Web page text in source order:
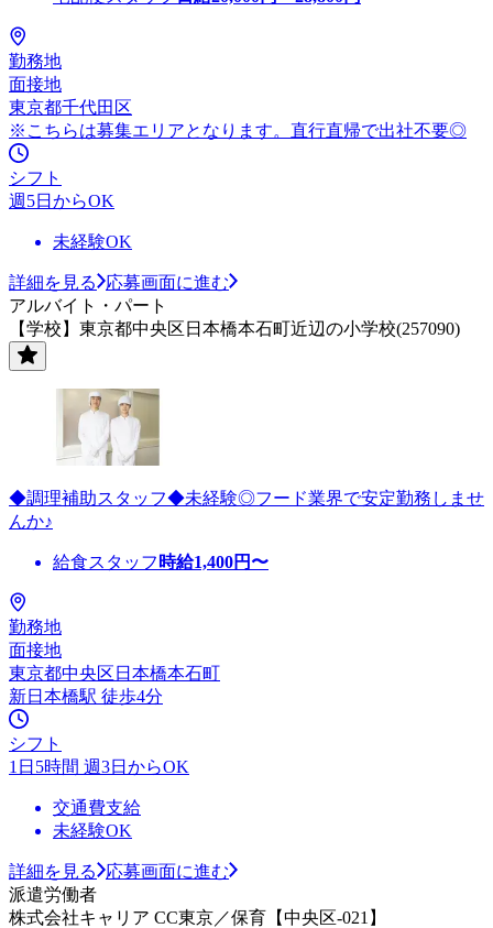
勤務地
面接地
東京都千代田区
※こちらは募集エリアとなります。直行直帰で出社不要◎
シフト
週5日からOK
未経験OK
詳細を見る
応募画面に進む
アルバイト・パート
【学校】東京都中央区日本橋本石町近辺の小学校(257090)
◆調理補助スタッフ◆未経験◎フード業界で安定勤務しませ
んか♪
給食スタッフ 時給1,400円〜
勤務地
面接地
東京都中央区日本橋本石町
新日本橋駅 徒歩4分
シフト
1日5時間 週3日からOK
交通費支給
未経験OK
詳細を見る
応募画面に進む
派遣労働者
株式会社キャリア CC東京／保育【中央区-021】